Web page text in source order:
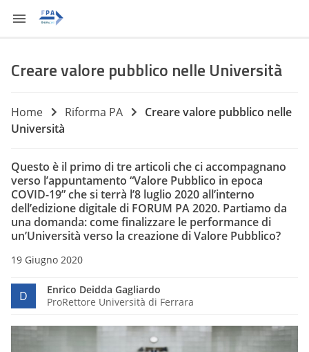
Creare valore pubblico nelle Università
Home Riforma PA
Creare valore pubblico nelle
Università
Questo è il primo di tre articoli che ci accompagnano
verso l’appuntamento “Valore Pubblico in epoca
COVID-19” che si terrà l’8 luglio 2020 all’interno
dell’edizione digitale di FORUM PA 2020. Partiamo da
una domanda: come finalizzare le performance di
un’Università verso la creazione di Valore Pubblico?
19 Giugno 2020
D
Enrico Deidda Gagliardo
ProRettore Università di Ferrara